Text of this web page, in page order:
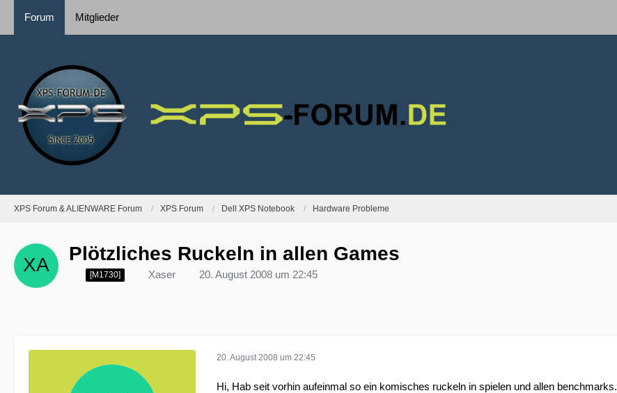
Forum Mitglieder
XPS Forum & ALIENWARE Forum XPS Forum Dell XPS Notebook Hardware Probleme
Plötzliches Ruckeln in allen Games
[M1730] Xaser 20. August 2008 um 22:45
20. August 2008 um 22:45
Hi, Hab seit vorhin aufeinmal so ein komisches ruckeln in spielen und allen benchmarks.